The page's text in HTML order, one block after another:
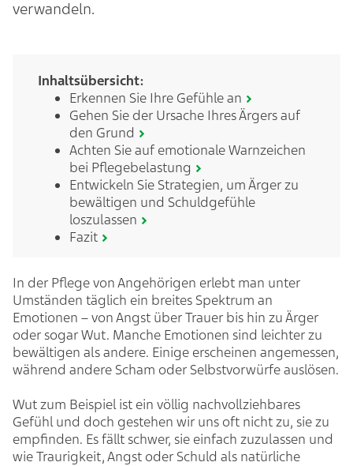
verwandeln.
Inhaltsübersicht:
Erkennen Sie Ihre Gefühle an
Gehen Sie der Ursache Ihres Ärgers auf
den Grund
Achten Sie auf emotionale Warnzeichen
bei Pflegebelastung
Entwickeln Sie Strategien, um Ärger zu
bewältigen und Schuldgefühle
loszulassen
Fazit
In der Pflege von Angehörigen erlebt man unter
Umständen täglich ein breites Spektrum an
Emotionen – von Angst über Trauer bis hin zu Ärger
oder sogar Wut. Manche Emotionen sind leichter zu
bewältigen als andere. Einige erscheinen angemessen,
während andere Scham oder Selbstvorwürfe auslösen.
Wut zum Beispiel ist ein völlig nachvollziehbares
Gefühl und doch gestehen wir uns oft nicht zu, sie zu
empfinden. Es fällt schwer, sie einfach zuzulassen und
wie Traurigkeit, Angst oder Schuld als natürliche